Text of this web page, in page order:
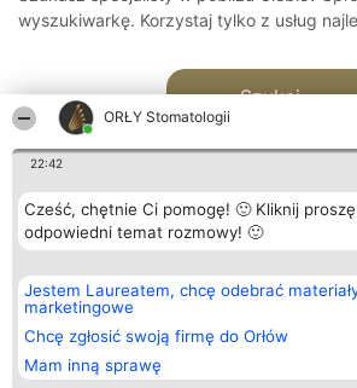
ORŁY Stomatologii
22:42
Cześć, chętnie Ci pomogę! 🙂 Kliknij
odpowiedni temat rozmowy! 🙂
Jestem Laureatem, chcę odebrać
marketingowe
Chcę zgłosić swoją firmę do Orłów
Mam inną sprawę
wyszukiwarkę. Korzystaj tylko z usług
Szukaj
Organizator plebiscytu
Bright Side Solutions sp. z o.
o. sp. k.
ul. Ruska 22
Wrocław 50-079
KRS 0000749100 | Regon
381313360 | NIP 8943132676
Plebiscyt
Laureaci
wszystkich
Laureatów
Regulamin